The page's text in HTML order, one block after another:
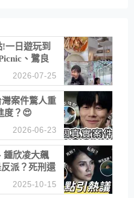
一日遊玩到
、鷺良
》拍攝地、漢
2026-07-25
灣案件驚人重
度？😍
2026-06-23
鍾欣凌大飆
派？死刑還
2025-10-15